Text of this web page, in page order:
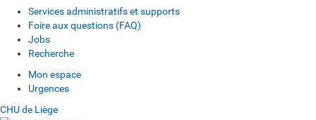
Services administratifs et supports
Foire aux questions (FAQ)
Jobs
Recherche
Mon espace
Urgences
CHU de Liège